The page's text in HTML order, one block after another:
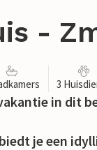
-
3
in dit
je een